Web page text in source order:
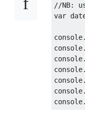
//NB:
var
console.
console.
console.
console.
console.
console.
console.